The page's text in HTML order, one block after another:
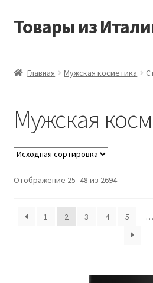
Перейти
Перейти
Товары из
Контакты
Корзина
Магазин
Мой аккаунт
Оформление заказа
Главная Мужская косметика
Мужская
Отображение 25–48 из 2694
1 2 3 4 5 …